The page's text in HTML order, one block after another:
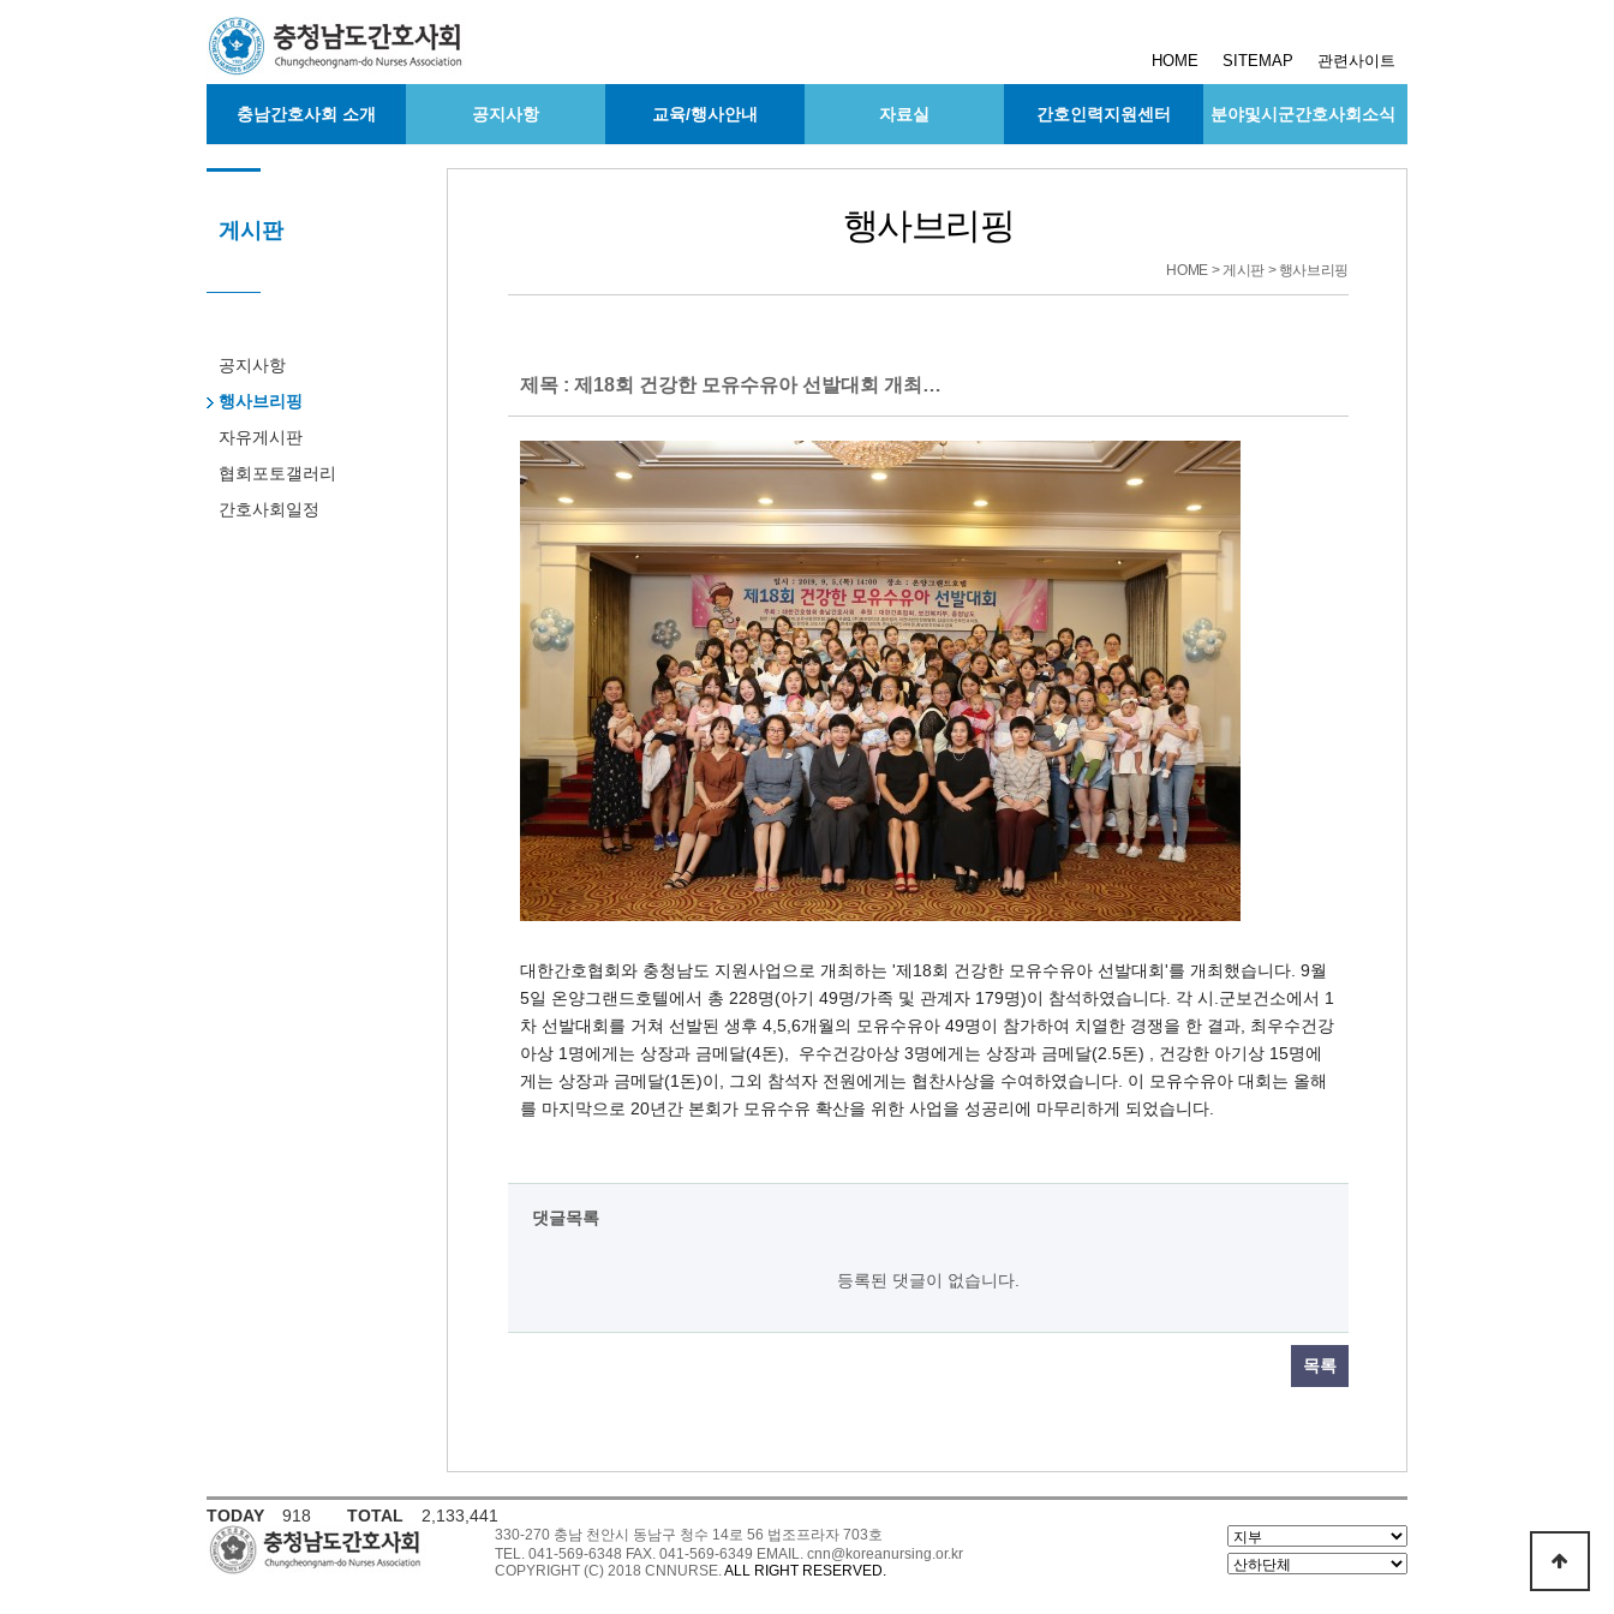
HOME SITEMAP 관련사이트
충남간호사회 소개 공지사항 교육/행사안내 자료실 간호인력지원센터 분야및시군간호사회소식
게시판
공지사항
행사브리핑
자유게시판
협회포토갤러리
간호사회일정
행사브리핑
HOME > 게시판 > 행사브리핑
제목 : 제18회 건강한 모유수유아 선발대회 개최…
대한간호협회와 충청남도 지원사업으로 개최하는 '제18회 건강한 모유수유아 선발대회'를 개최했습니다. 9월
5일 온양그랜드호텔에서 총 228명(아기 49명/가족 및 관계자 179명)이 참석하였습니다. 각 시.군보건소에서 1
차 선발대회를 거쳐 선발된 생후 4,5,6개월의 모유수유아 49명이 참가하여 치열한 경쟁을 한 결과, 최우수건강
아상 1명에게는 상장과 금메달(4돈), 우수건강아상 3명에게는 상장과 금메달(2.5돈) , 건강한 아기상 15명에
게는 상장과 금메달(1돈)이, 그외 참석자 전원에게는 협찬사상을 수여하였습니다. 이 모유수유아 대회는 올해
를 마지막으로 20년간 본회가 모유수유 확산을 위한 사업을 성공리에 마무리하게 되었습니다.
댓글목록
등록된 댓글이 없습니다.
목록
TODAY 918 TOTAL 2,133,441
330-270 충남 천안시 동남구 청수 14로 56 법조프라자 703호
TEL. 041-569-6348 FAX. 041-569-6349 EMAIL. cnn@koreanursing.or.kr
COPYRIGHT (C) 2018 CNNURSE.ALL RIGHT RESERVED.